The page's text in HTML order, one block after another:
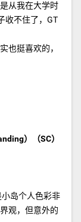
从我在大学时
收不住了，GT
也挺喜欢的，
）（SC）
岛个人色彩非
观，但意外的